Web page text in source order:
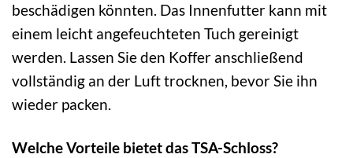
beschädigen könnten. Das Innenfutter kann mit
einem leicht angefeuchteten Tuch gereinigt
werden. Lassen Sie den Koffer anschließend
vollständig an der Luft trocknen, bevor Sie ihn
wieder packen.
Welche Vorteile bietet das TSA-Schloss?